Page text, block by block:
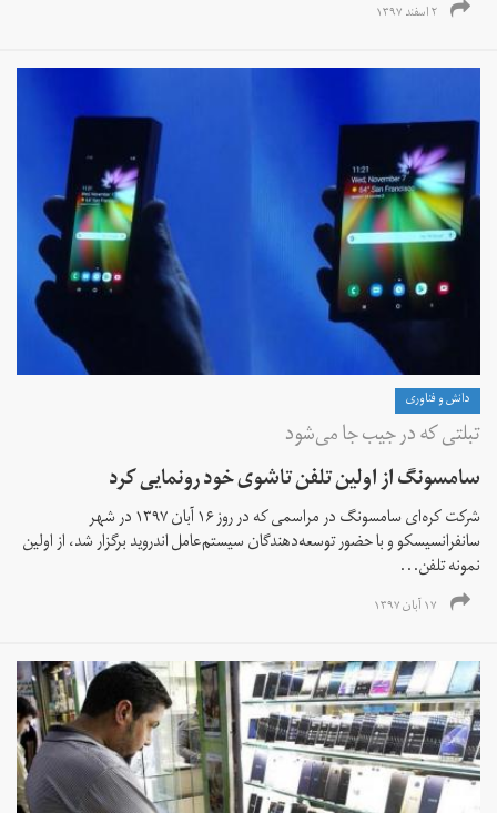
۲ اسفند ۱۳۹۷
دانش و فناوری
تبلتی که در جیب جا می‌شود
سامسونگ از اولین تلفن تاشوی خود رونمایی کرد
شرکت کره‌ای سامسونگ در مراسمی که در روز ۱۶ آبان ۱۳۹۷ در شهر
سانفرانسیسکو و با حضور توسعه‌دهندگان سیستم‌عامل اندروید برگزار شد، از اولین
نمونه تلفن‌...
۱۷ آبان ۱۳۹۷